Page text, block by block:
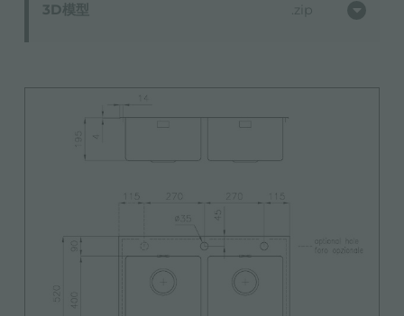
3D模型 zip